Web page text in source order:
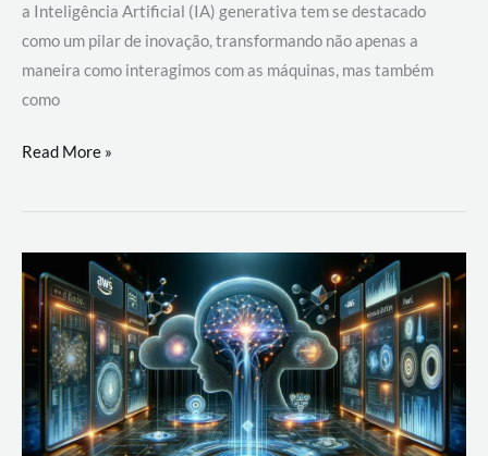
a Inteligência Artificial (IA) generativa tem se destacado
como um pilar de inovação, transformando não apenas a
maneira como interagimos com as máquinas, mas também
como
Desenvolvimento
um
com
AWS
Read More »